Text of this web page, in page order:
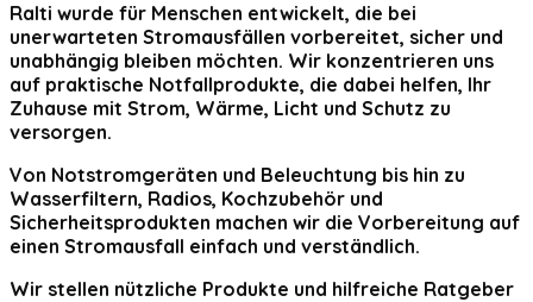
Ralti wurde für Menschen entwickelt, die bei
unerwarteten Stromausfällen vorbereitet, sicher und
unabhängig bleiben möchten. Wir konzentrieren uns
auf praktische Notfallprodukte, die dabei helfen, Ihr
Zuhause mit Strom, Wärme, Licht und Schutz zu
versorgen.
Von Notstromgeräten und Beleuchtung bis hin zu
Wasserfiltern, Radios, Kochzubehör und
Sicherheitsprodukten machen wir die Vorbereitung auf
einen Stromausfall einfach und verständlich.
Wir stellen nützliche Produkte und hilfreiche Ratgeber